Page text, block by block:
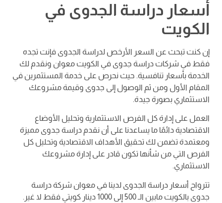
أسعار دراسة الجدوى في
الكويت
إن كنت تبحث عن السعر الأرخص لدراسة الجدوى فإنت تجده
فقط في شركات دراسة جدوى في الكويت معوان ونقدم لك
الخدمة بأسعار تنافسية. حيث نحرص على خدمة المستثمرين في
المقام الأول ومن ثم الوصول إلى جدوى وقيمة مشروعك
الاستثماري بصورة جيدة.
العمل على إدارة كل الفرص الاستثمارية وتحليل الأوضاع
الاقتصادية دائمًا ما يساعدنا على أن نقدم دراسة جدوى مميزة
ومعتمدة تضمن لك تحقيق الأهداف الاقتصادية وتحليل كل
الفرص التي من شأنها تكون قادر على إدارة مشروعك
الاستثماري.
تترواح أسعار دراسة الجدوى لدينا في معوان شركة دراسة
جدوى بالكويت مابين الـ 500 إلى 1000 دينار كويتي فقط لا غير.